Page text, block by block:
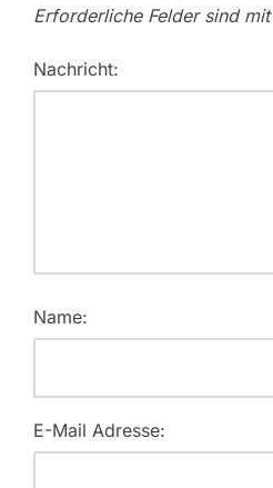
Erforderliche Felder sind mit
Nachricht:
Name:
E-Mail Adresse: